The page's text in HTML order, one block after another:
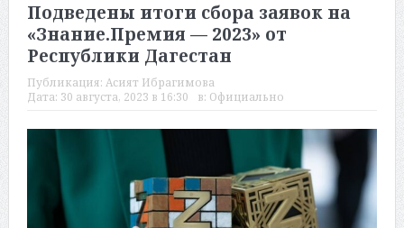
Подведены итоги сбора заявок на
«Знание.Премия — 2023» от
Республики Дагестан
Публикация: Асият Ибрагимова
Дата: 30 августа, 2023 в 16:30 в: Официально